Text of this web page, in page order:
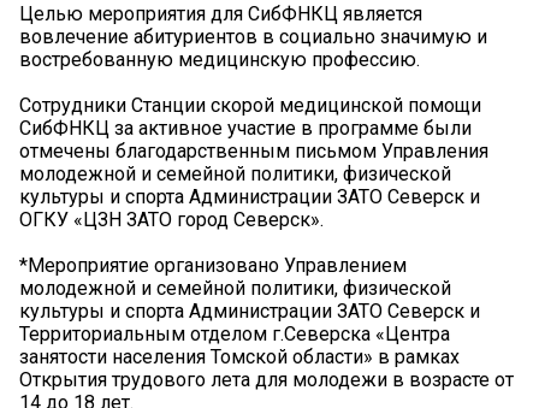
Целью мероприятия для СибФНКЦ является
вовлечение абитуриентов в социально значимую и
востребованную медицинскую профессию.
Сотрудники Станции скорой медицинской помощи
СибФНКЦ за активное участие в программе были
отмечены благодарственным письмом Управления
молодежной и семейной политики, физической
культуры и спорта Администрации ЗАТО Северск и
ОГКУ «ЦЗН ЗАТО город Северск».
*Мероприятие организовано Управлением
молодежной и семейной политики, физической
культуры и спорта Администрации ЗАТО Северск и
Территориальным отделом г.Северска «Центра
занятости населения Томской области» в рамках
Открытия трудового лета для молодежи в возрасте от
14 до 18 лет.